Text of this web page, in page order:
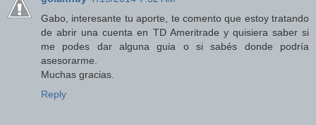
Gabo, interesante tu aporte, te comento que estoy tratando
de abrir una cuenta en TD Ameritrade y quisiera saber si
me podes dar alguna guia o si sabés donde podría
asesorarme.
Muchas gracias.
Reply